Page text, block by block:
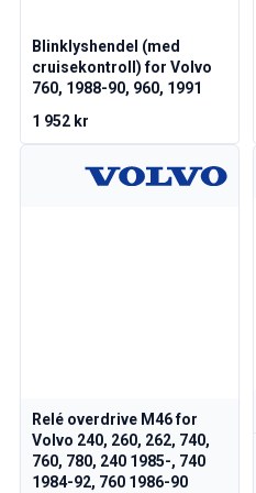
140/164 Motordeler
140/164 Forvogn
140/164 Drivstoff-/Avgassystem
140/164 Varme/Friskluft
140/164 Interiør
140/164 Kraftoverføring/Bakaksel
240/260 Dekk/Felg
240/260 Motordeler
240/260 Karosseri
Blinklyshendel (med
cruisekontroll) for Volvo
760, 1988-90, 960, 1991
1 952 kr
Relé overdrive M46 for
Volvo 240, 260, 262, 740,
760, 780, 240 1985-, 740
1984-92, 760 1986-90